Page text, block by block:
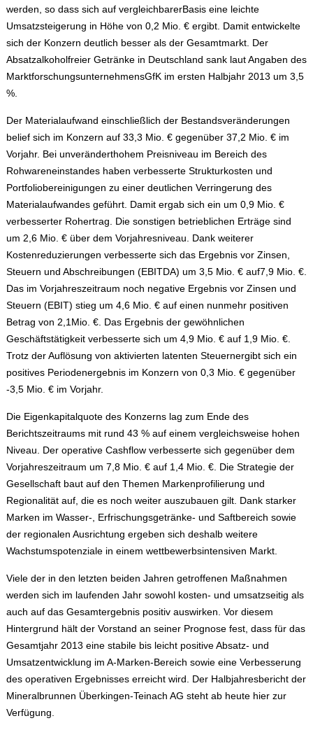
werden, so dass sich auf vergleichbarerBasis eine leichte
Umsatzsteigerung in Höhe von 0,2 Mio. € ergibt. Damit entwickelte
sich der Konzern deutlich besser als der Gesamtmarkt. Der
Absatzalkoholfreier Getränke in Deutschland sank laut Angaben des
MarktforschungsunternehmensGfK im ersten Halbjahr 2013 um 3,5
%.
Der Materialaufwand einschließlich der Bestandsveränderungen
belief sich im Konzern auf 33,3 Mio. € gegenüber 37,2 Mio. € im
Vorjahr. Bei unveränderthohem Preisniveau im Bereich des
Rohwareneinstandes haben verbesserte Strukturkosten und
Portfoliobereinigungen zu einer deutlichen Verringerung des
Materialaufwandes geführt. Damit ergab sich ein um 0,9 Mio. €
verbesserter Rohertrag. Die sonstigen betrieblichen Erträge sind
um 2,6 Mio. € über dem Vorjahresniveau. Dank weiterer
Kostenreduzierungen verbesserte sich das Ergebnis vor Zinsen,
Steuern und Abschreibungen (EBITDA) um 3,5 Mio. € auf7,9 Mio. €.
Das im Vorjahreszeitraum noch negative Ergebnis vor Zinsen und
Steuern (EBIT) stieg um 4,6 Mio. € auf einen nunmehr positiven
Betrag von 2,1Mio. €. Das Ergebnis der gewöhnlichen
Geschäftstätigkeit verbesserte sich um 4,9 Mio. € auf 1,9 Mio. €.
Trotz der Auflösung von aktivierten latenten Steuernergibt sich ein
positives Periodenergebnis im Konzern von 0,3 Mio. € gegenüber
-3,5 Mio. € im Vorjahr.
Die Eigenkapitalquote des Konzerns lag zum Ende des
Berichtszeitraums mit rund 43 % auf einem vergleichsweise hohen
Niveau. Der operative Cashflow verbesserte sich gegenüber dem
Vorjahreszeitraum um 7,8 Mio. € auf 1,4 Mio. €. Die Strategie der
Gesellschaft baut auf den Themen Markenprofilierung und
Regionalität auf, die es noch weiter auszubauen gilt. Dank starker
Marken im Wasser-, Erfrischungsgetränke- und Saftbereich sowie
der regionalen Ausrichtung ergeben sich deshalb weitere
Wachstumspotenziale in einem wettbewerbsintensiven Markt.
Viele der in den letzten beiden Jahren getroffenen Maßnahmen
werden sich im laufenden Jahr sowohl kosten- und umsatzseitig als
auch auf das Gesamtergebnis positiv auswirken. Vor diesem
Hintergrund hält der Vorstand an seiner Prognose fest, dass für das
Gesamtjahr 2013 eine stabile bis leicht positive Absatz- und
Umsatzentwicklung im A-Marken-Bereich sowie eine Verbesserung
des operativen Ergebnisses erreicht wird. Der Halbjahresbericht der
Mineralbrunnen Überkingen-Teinach AG steht ab heute hier zur
Verfügung.